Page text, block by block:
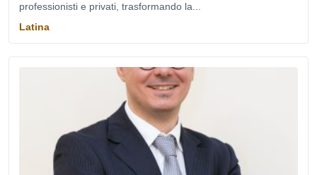
professionisti e privati, trasformando la...
Latina